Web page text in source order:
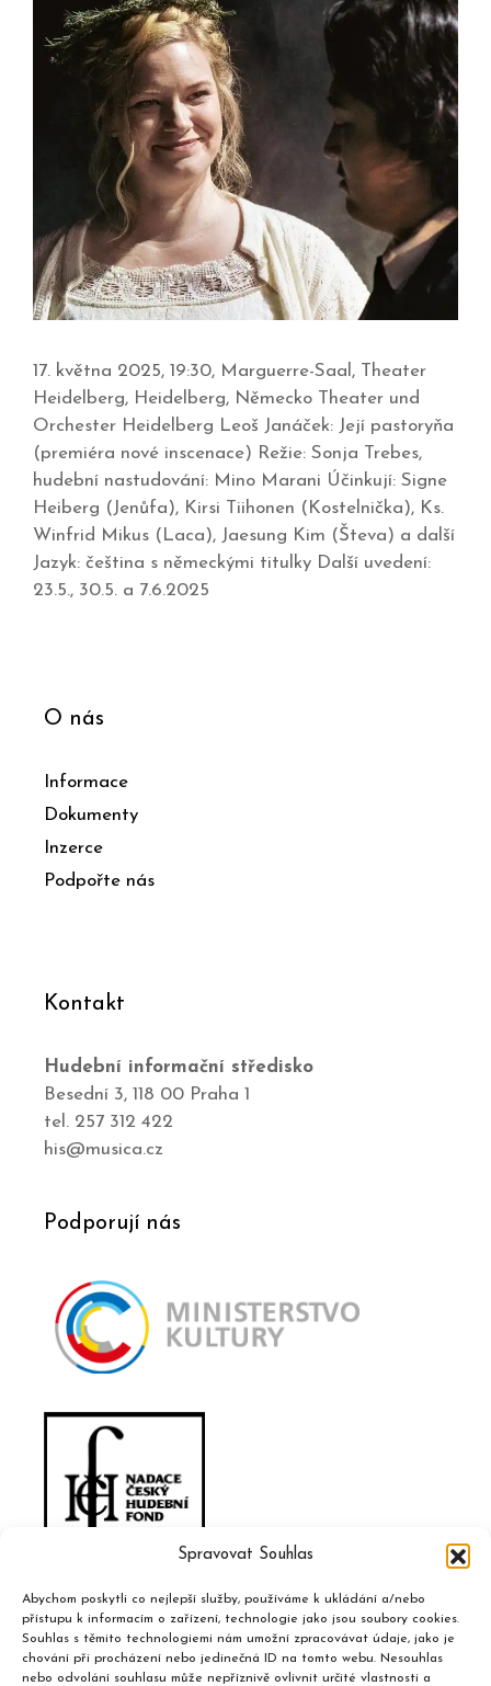
Spravovat Souhlas
Abychom poskytli co nejlepší služby, používáme k ukládání a/nebo
přístupu k informacím o zařízení, technologie jako jsou soubory cookies.
Souhlas s těmito technologiemi nám umožní zpracovávat údaje, jako je
chování při procházení nebo jedinečná ID na tomto webu. Nesouhlas
nebo odvolání souhlasu může nepříznivě ovlivnit určité vlastnosti a
17. května 2025, 19:30, Marguerre-Saal, Theater
Heidelberg, Heidelberg, Německo Theater und
Orchester Heidelberg Leoš Janáček: Její pastoryňa
(premiéra nové inscenace) Režie: Sonja Trebes,
hudební nastudování: Mino Marani Účinkují: Signe
Heiberg (Jenůfa), Kirsi Tiihonen (Kostelnička), Ks.
Winfrid Mikus (Laca), Jaesung Kim (Števa) a další
Jazyk: čeština s německými titulky Další uvedení:
23.5., 30.5. a 7.6.2025
O nás
Informace
Dokumenty
Inzerce
Podpořte nás
Kontakt
Hudební informační středisko
Besední 3, 118 00 Praha 1
tel. 257 312 422
his@musica.cz
Podporují nás